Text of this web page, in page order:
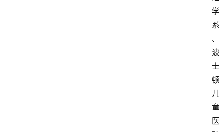
学
系
、
波
士
顿
儿
童
医